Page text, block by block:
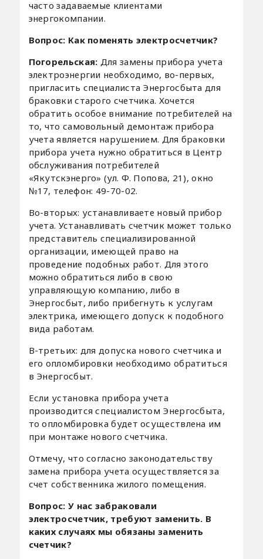
часто задаваемые клиентами
энергокомпании.
Вопрос: Как поменять электросчетчик?
Погорельская: Для замены прибора учета
электроэнергии необходимо, во-первых,
пригласить специалиста Энергосбыта для
браковки старого счетчика. Хочется
обратить особое внимание потребителей на
то, что самовольный демонтаж прибора
учета является нарушением. Для браковки
прибора учета нужно обратиться в Центр
обслуживания потребителей
«Якутскэнерго» (ул. Ф. Попова, 21), окно
№17, телефон: 49-70-02.
Во-вторых: устанавливаете новый прибор
учета. Устанавливать счетчик может только
представитель специализированной
организации, имеющей право на
проведение подобных работ. Для этого
можно обратиться либо в свою
управляющую компанию, либо в
Энергосбыт, либо прибегнуть к услугам
электрика, имеющего допуск к подобного
вида работам.
В-третьих: для допуска нового счетчика и
его опломбировки необходимо обратиться
в Энергосбыт.
Если установка прибора учета
производится специалистом Энергосбыта,
то опломбировка будет осуществлена им
при монтаже нового счетчика.
Отмечу, что согласно законодательству
замена прибора учета осуществляется за
счет собственника жилого помещения.
Вопрос: У нас забраковали
электросчетчик, требуют заменить. В
каких случаях мы обязаны заменить
счетчик?